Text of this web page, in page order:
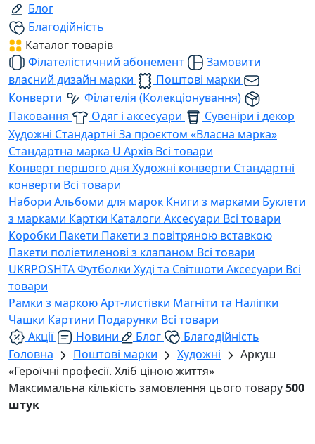
Блог
Благодійність
Каталог товарів
Філателістичний абонемент
Замовити
власний дизайн марки
Поштові марки
Конверти
Філателія (Колекціонування)
Паковання
Одяг і аксесуари
Сувеніри і декор
Художні Стандартні За проєктом «Власна марка»
Стандартна марка U Архів Всі товари
Конверт першого дня Художні конверти Стандартні
конверти Всі товари
Набори Альбоми для марок Книги з марками Буклети
з марками Картки Каталоги Аксесуари Всі товари
Коробки Пакети Пакети з повітряною вставкою
Пакети поліетиленові з клапаном Всі товари
UKRPOSHTAФутболки Худі та Світшоти Аксесуари Всі
товари
Рамки з маркоюАрт-листівки Магніти та Наліпки
Чашки Картини Подарунки Всі товари
Акції
Новини Блог
Благодійність
Головна
Поштові марки Художні
Аркуш
«Героїчні професії. Хліб ціною життя»
Максимальна кількість замовлення цього товару500
штук